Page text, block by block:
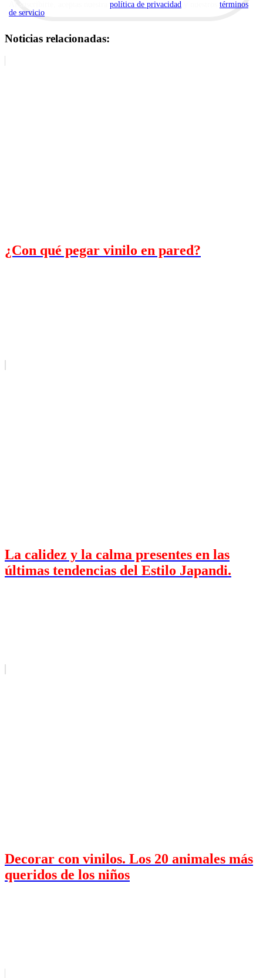
política de privacidad
términos
de servicio
Noticias relacionadas:
¿Con qué pegar vinilo en pared?
La calidez y la calma presentes en las
últimas tendencias del Estilo Japandi.
Decorar con vinilos. Los 20 animales más
queridos de los niños